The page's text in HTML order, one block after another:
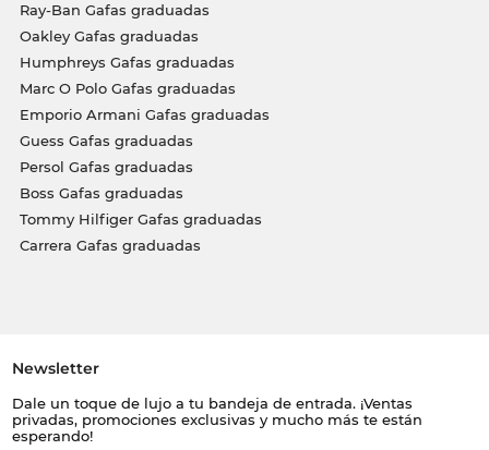
Ray-Ban Gafas graduadas
Oakley Gafas graduadas
Humphreys Gafas graduadas
Marc O Polo Gafas graduadas
Emporio Armani Gafas graduadas
Guess Gafas graduadas
Persol Gafas graduadas
Boss Gafas graduadas
Tommy Hilfiger Gafas graduadas
Carrera Gafas graduadas
Newsletter
Dale un toque de lujo a tu bandeja de entrada. ¡Ventas
privadas, promociones exclusivas y mucho más te están
esperando!